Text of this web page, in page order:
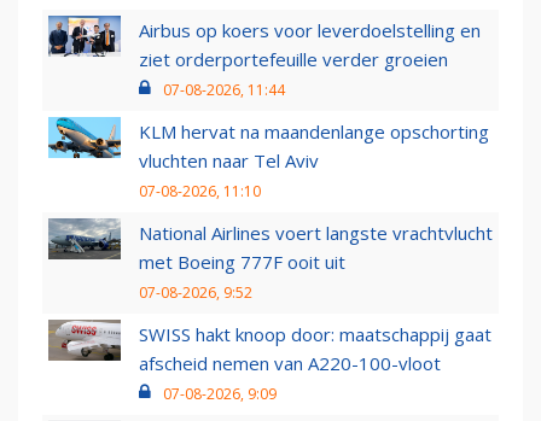
Airbus op koers voor leverdoelstelling en
ziet orderportefeuille verder groeien
07-08-2026, 11:44
KLM hervat na maandenlange opschorting
vluchten naar Tel Aviv
07-08-2026, 11:10
National Airlines voert langste vrachtvlucht
met Boeing 777F ooit uit
07-08-2026, 9:52
SWISS hakt knoop door: maatschappij gaat
afscheid nemen van A220-100-vloot
07-08-2026, 9:09